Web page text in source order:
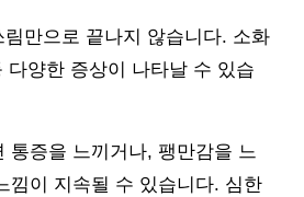
만으로 끝나지 않습니다. 소화
다양한 증상이 나타날 수 있습
통증을 느끼거나, 팽만감을 느
낌이 지속될 수 있습니다. 심한